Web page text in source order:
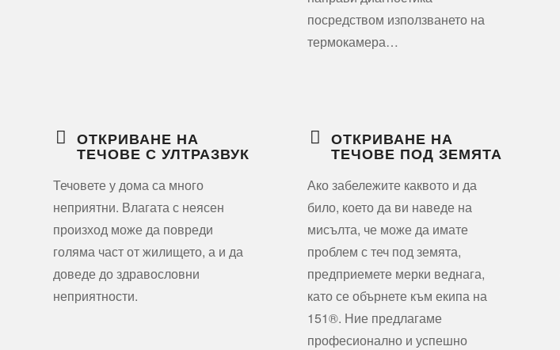
посредством използването на
термокамера…
ОТКРИВАНЕ НА
ТЕЧОВЕ С УЛТРАЗВУК
Течовете у дома са много
неприятни. Влагата с неясен
произход може да повреди
голяма част от жилището, а и да
доведе до здравословни
неприятности.
ОТКРИВАНЕ НА
ТЕЧОВЕ ПОД ЗЕМЯТА
Ако забележите каквото и да
било, което да ви наведе на
мисълта, че може да имате
проблем с теч под земята,
предприемете мерки веднага,
като се обърнете към екипа на
151®. Ние предлагаме
професионално и успешно